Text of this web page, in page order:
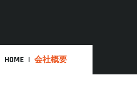
HOME 会社概要